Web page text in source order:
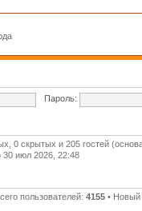
Пароль:
0 скрытых и 205 гостей
30 июл 2026, 22:48
пользователей: 4155• Новый